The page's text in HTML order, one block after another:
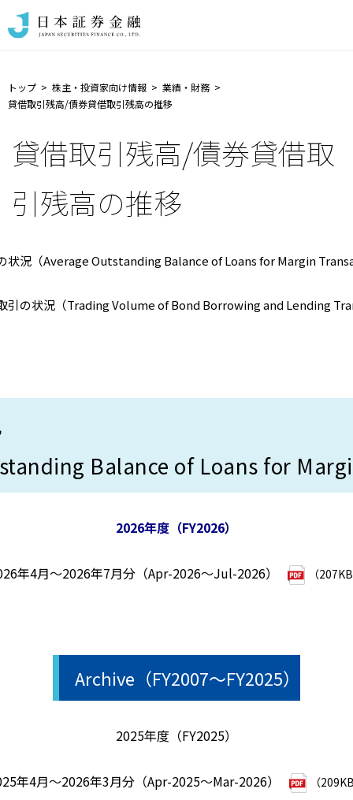
トップ 株主・投資家向け情報
業績・財務
貸借取引残高/債券貸借取引残高の推移
貸借取引残高/債券貸借取
引残高の推移
状況（Average Outstanding Balance of Loans for Margin
引の状況（Trading Volume of Bond Borrowing and Lending
Balance of Loans for
2026年度（FY2026）
年4月～2026年7月分（Apr-2026～Jul-2026） （
Archive（FY2007～FY2025）
2025年度（FY2025）
年4月～2026年3月分（Apr-2025～Mar-2026） （